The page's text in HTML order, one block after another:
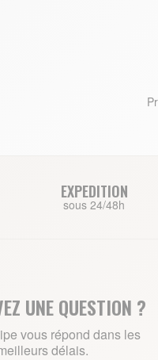
EXPEDITION
sous 24/48h
UNE QUESTION ?
vous répond dans les
délais.